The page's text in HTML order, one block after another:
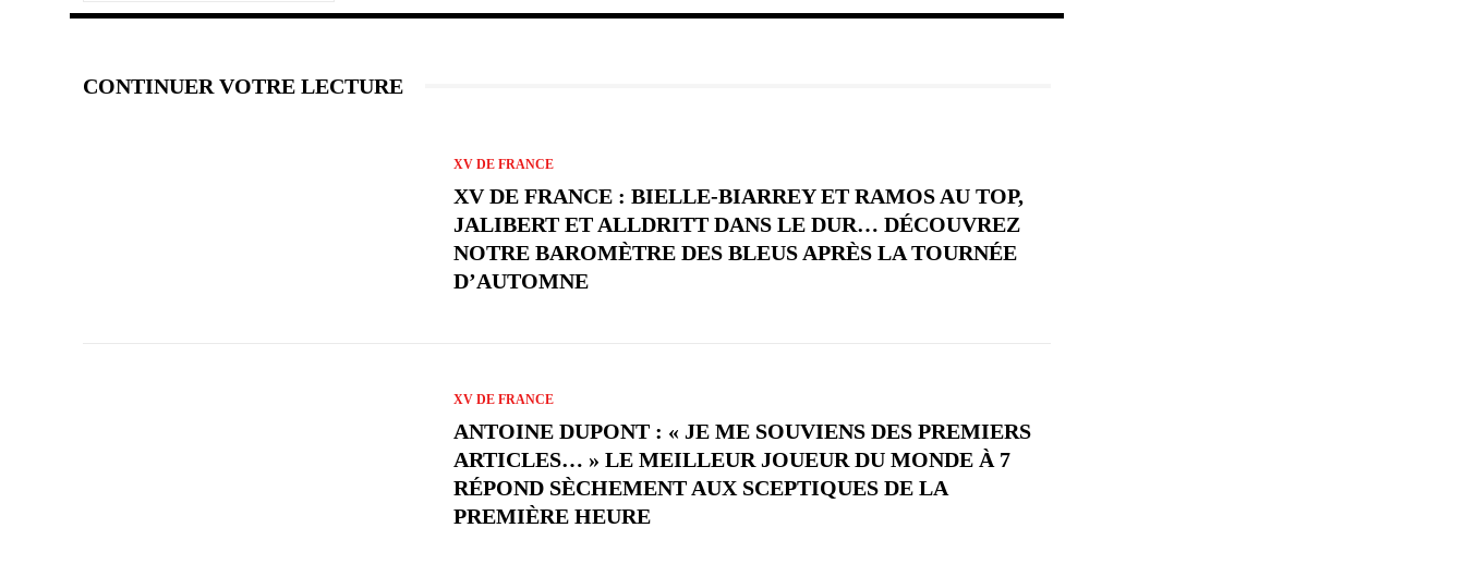
CONTINUER VOTRE LECTURE
XV DE FRANCE
XV DE FRANCE : BIELLE-BIARREY ET RAMOS AU TOP,
JALIBERT ET ALLDRITT DANS LE DUR… DÉCOUVREZ
NOTRE BAROMÈTRE DES BLEUS APRÈS LA TOURNÉE
D’AUTOMNE
XV DE FRANCE
ANTOINE DUPONT : « JE ME SOUVIENS DES PREMIERS
ARTICLES… » LE MEILLEUR JOUEUR DU MONDE À 7
RÉPOND SÈCHEMENT AUX SCEPTIQUES DE LA
PREMIÈRE HEURE